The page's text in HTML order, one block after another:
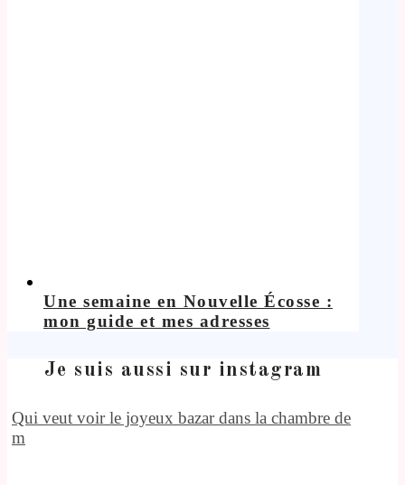
Une semaine en Nouvelle Écosse :
mon guide et mes adresses
Je suis aussi sur instagram
Qui veut voir le joyeux bazar dans la chambre de
m